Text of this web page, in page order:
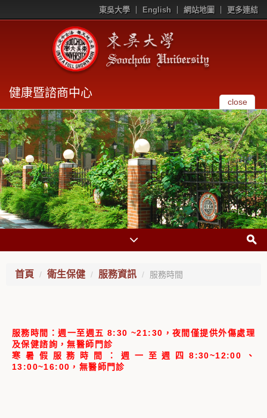
東吳大學 English 網站地圖 更多連結
健康暨諮商中心
close
首頁 衛生保健 服務資訊 服務時間
服務時間：週一至週五 8:30 ~21:30，夜間僅提供外傷處理
及保健諮詢，無醫師門診
寒暑假服務時間：週一至週四8:30~12:00、
13:00~16:00，無醫師門診